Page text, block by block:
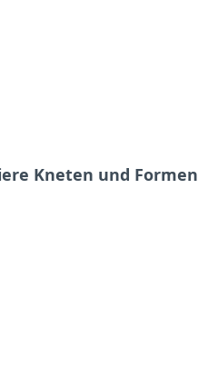
Kneten und Formen